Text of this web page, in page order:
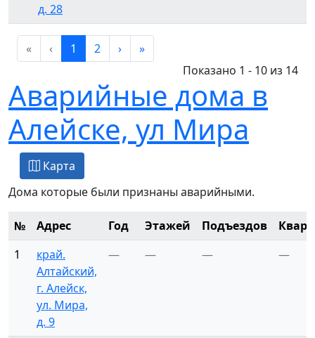
д. 28
« ‹ 1 2 ›
»
Показано 1 - 10 из 14
Аварийные дома в
Алейске, ул Мира
Карта
Дома которые были признаны аварийными.
№ Адрес Год Этажей Подъездов
1
край.
Алтайский,
г. Алейск,
ул. Мира,
д. 9
— — — —